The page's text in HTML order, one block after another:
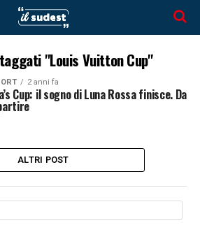
"Louis Vuitton Cup"
2 anni fa
Cup: il sogno di Luna Rossa finisce. Da
ALTRI POST